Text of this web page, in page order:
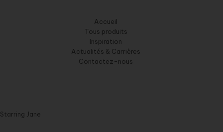
Accueil
Tous produits
Inspiration
Actualités & Carrières
Contactez-nous
Starring Jane